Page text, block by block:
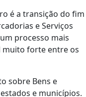
é a transição do fim
e Serviços
processo mais
muito forte entre os
sobre Bens e
e municípios.